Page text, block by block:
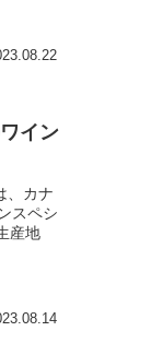
イン
、カナ
スペシ
産地